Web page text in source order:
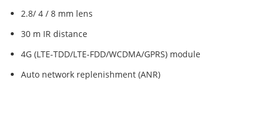
2.8/ 4 / 8 mm lens
30 m IR distance
4G (LTE-TDD/LTE-FDD/WCDMA/GPRS) module
Auto network replenishment (ANR)